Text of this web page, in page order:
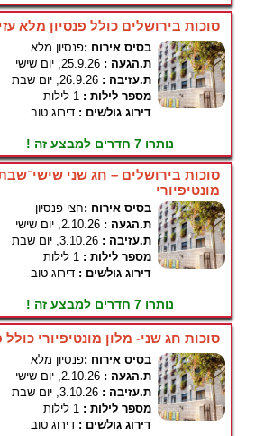
סוכות בירושלים כולל פנסיון מלא
בסיס אירוח :פנסיון מלא
ת.הגעה : 25.9.26, יום שישי
ת.עזיבה : 26.9.26, יום שבת
מספר לילות : 1 לילות
דירוג גולשים : דירוג טוב
נותרו 7 חדרים למבצע זה !
סוכות בירושלים – חג שני
מונטיפיורי
בסיס אירוח :חצי פנסיון
ת.הגעה : 2.10.26, יום שישי
ת.עזיבה : 3.10.26, יום שבת
מספר לילות : 1 לילות
דירוג גולשים : דירוג טוב
נותרו 7 חדרים למבצע זה !
סוכות חג שני- מלון מונטיפיורי כולל
בסיס אירוח :פנסיון מלא
ת.הגעה : 2.10.26, יום שישי
ת.עזיבה : 3.10.26, יום שבת
מספר לילות : 1 לילות
דירוג גולשים : דירוג טוב